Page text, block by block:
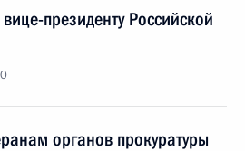
президенту Российской
органов прокуратуры